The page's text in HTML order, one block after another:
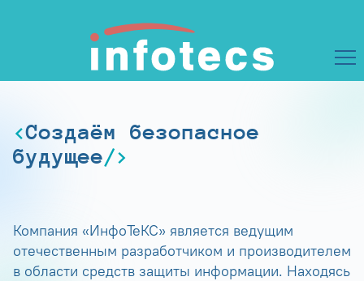
Создаём безопасное
будущее
Компания «ИнфоТеКС» является ведущим
отечественным разработчиком и производителем
в области средств защиты информации. Находясь